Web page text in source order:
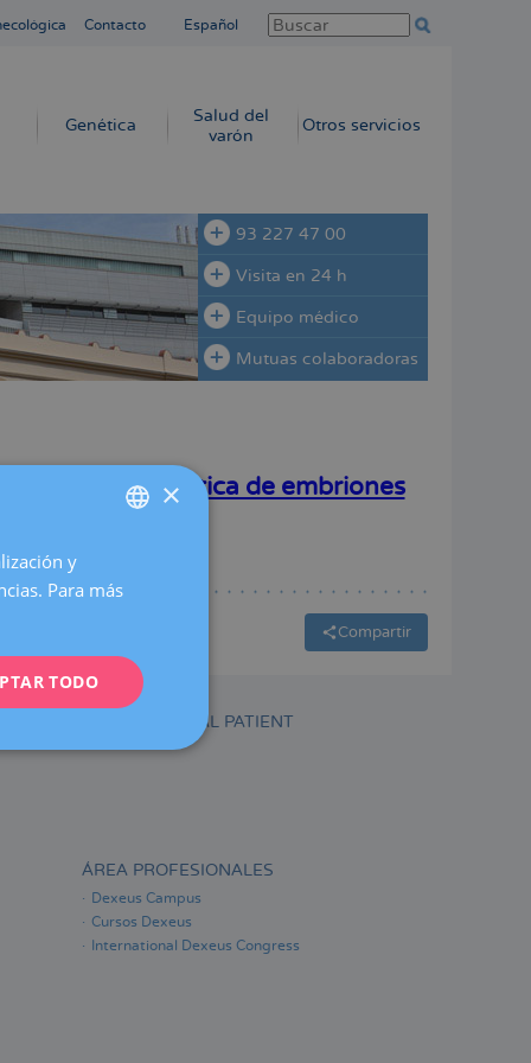
Contacto Español
Genética
Salud del
varón
Otros servicios
93 227 47 00
Visita en 24 h
Equipo médico
Mutuas colaboradoras
la edición genética de embriones
Compartir
INTERNATIONAL PATIENT
ÁREA PROFESIONALES
Dexeus Campus
Cursos Dexeus
International Dexeus Congress
CATALÀ
FRENCH
×
y
Para más
TODO